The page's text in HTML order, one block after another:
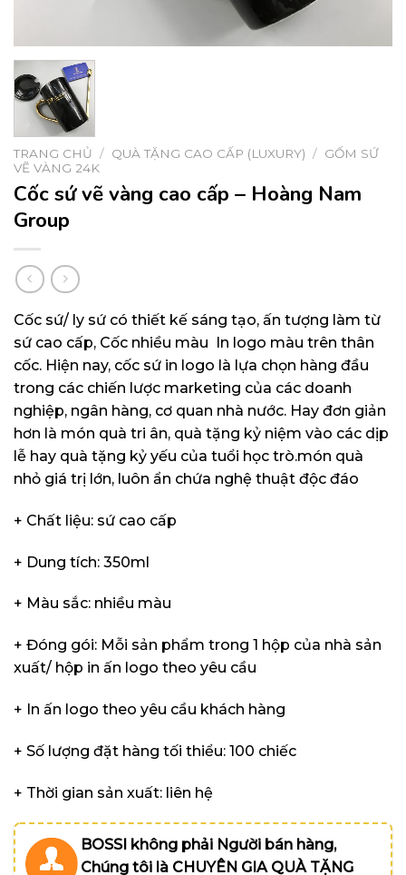
TRANG CHỦ / QUÀ TẶNG CAO CẤP (LUXURY) / GỐM SỨ
VẼ VÀNG 24K
Cốc sứ vẽ vàng cao cấp – Hoàng Nam
Group
Cốc sứ/ ly sứ có thiết kế sáng tạo, ấn tượng làm từ
sứ cao cấp, Cốc nhiều màu In logo màu trên thân
cốc. Hiện nay, cốc sứ in logo là lựa chọn hàng đầu
trong các chiến lược marketing của các doanh
nghiệp, ngân hàng, cơ quan nhà nước. Hay đơn giản
hơn là món quà tri ân, quà tặng kỷ niệm vào các dịp
lễ hay quà tặng kỷ yếu của tuổi học trò.món quà
nhỏ giá trị lớn, luôn ẩn chứa nghệ thuật độc đáo
+ Chất liệu: sứ cao cấp
+ Dung tích: 350ml
+ Màu sắc: nhiều màu
+ Đóng gói: Mỗi sản phẩm trong 1 hộp của nhà sản
xuất/ hộp in ấn logo theo yêu cầu
+ In ấn logo theo yêu cầu khách hàng
+ Số lượng đặt hàng tối thiểu: 100 chiếc
+ Thời gian sản xuất: liên hệ
BOSSI không phải Người bán hàng,
Chúng tôi là CHUYÊN GIA QUÀ TẶNG